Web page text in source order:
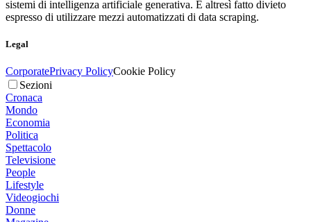
sistemi di intelligenza artificiale generativa. È altresì fatto divieto
espresso di utilizzare mezzi automatizzati di data scraping.
Legal
CorporatePrivacy PolicyCookie Policy
Sezioni
Cronaca
Mondo
Economia
Politica
Spettacolo
Televisione
People
Lifestyle
Videogiochi
Donne